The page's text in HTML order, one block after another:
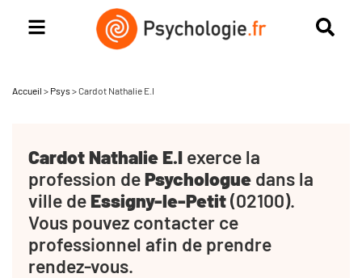
Accueil > Psys >Cardot Nathalie E.I
Cardot Nathalie E.I exerce la
profession dePsychologue dans la
ville de Essigny-le-Petit(02100).
Vous pouvez contacter ce
professionnel afin de prendre
rendez-vous.